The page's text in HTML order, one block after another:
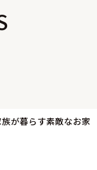
が暮らす素敵なお家